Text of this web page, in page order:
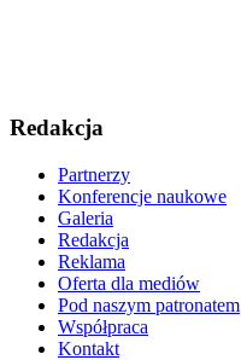
Redakcja
Partnerzy
Konferencje naukowe
Galeria
Redakcja
Reklama
Oferta dla mediów
Pod naszym patronatem
Współpraca
Kontakt